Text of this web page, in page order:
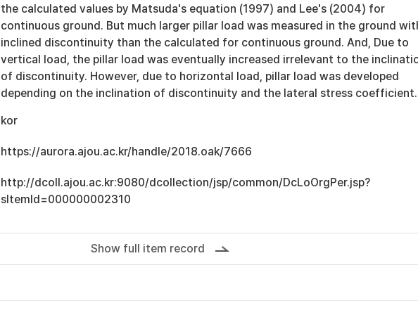
the calculated values by Matsuda's equation (1997) and Lee's (2004) for
continuous ground. But much larger pillar load was measured in the ground
inclined discontinuity than the calculated for continuous ground. And, Due to
vertical load, the pillar load was eventually increased irrelevant to the
of discontinuity. However, due to horizontal load, pillar load was developed
depending on the inclination of discontinuity and the lateral stress coefficient.
kor
https://aurora.ajou.ac.kr/handle/2018.oak/7666
http://dcoll.ajou.ac.kr:9080/dcollection/jsp/common/DcLoOrgPer.jsp?
sItemId=000000002310
Show full item record